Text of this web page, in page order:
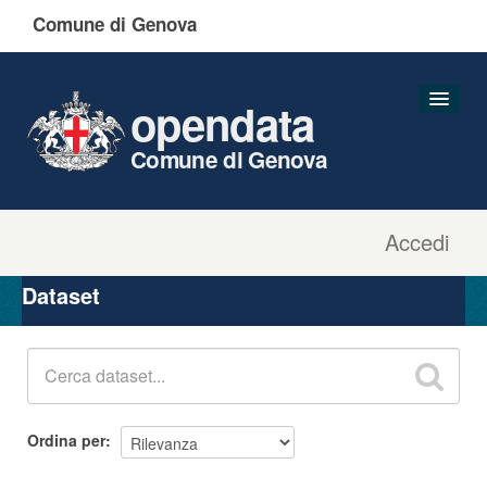
Comune di Genova
Accedi
opendata
Comune di Genova
Organizzazioni
Gruppi
Dataset
Ordina per